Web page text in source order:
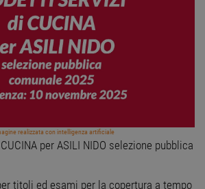
realizzata con intelligenza artificiale
per ASILI NIDO selezione pubblica
titoli ed esami per la copertura a tempo